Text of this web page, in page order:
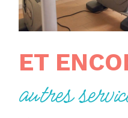
ET
autres